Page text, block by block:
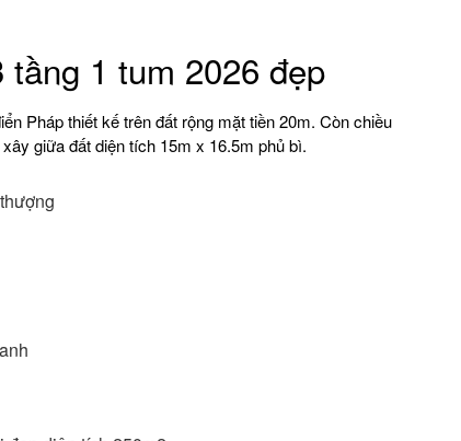
tầng 1 tum 2026 đẹp
Pháp thiết kế trên đất rộng mặt tiền 20m. Còn chiều
giữa đất diện tích 15m x 16.5m phủ bì.